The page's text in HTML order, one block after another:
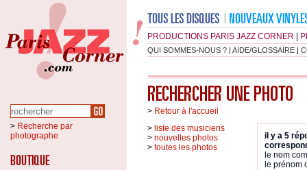
PRODUCTIONS PARIS JAZZ CORNER
QUI SOMMES-NOUS ? | AIDE/GLOSSAIRE |
> Recherche par
photographe
> Retour à l'accueil
> liste des musiciens
> nouvelles photos
> toutes les photos
il y a 5
le nom
le prénom